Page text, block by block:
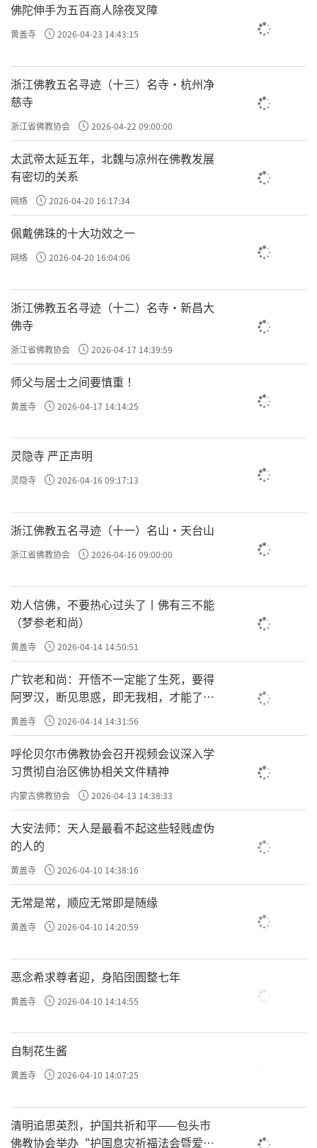
佛陀伸手为五百商人除夜叉障
黄盖寺 2026-04-23 14:43:15
浙江佛教五名寻迹（十三）名寺·杭州净
慈寺
浙江省佛教协会 2026-04-22 09:00:00
太武帝太延五年，北魏与凉州在佛教发展
有密切的关系
网络 2026-04-20 16:17:34
佩戴佛珠的十大功效之一
网络 2026-04-20 16:04:06
浙江佛教五名寻迹（十二）名寺·新昌大
佛寺
浙江省佛教协会 2026-04-17 14:39:59
师父与居士之间要慎重 ！
黄盖寺 2026-04-17 14:14:25
灵隐寺 严正声明
灵隐寺 2026-04-16 09:17:13
浙江佛教五名寻迹（十一）名山·天台山
浙江省佛教协会 2026-04-16 09:00:00
劝人信佛，不要热心过头了丨佛有三不能
（梦参老和尚）
黄盖寺 2026-04-14 14:50:51
广钦老和尚：开悟不一定能了生死，要得
阿罗汉，断见思惑，即无我相，才能了生
死
黄盖寺 2026-04-14 14:31:56
呼伦贝尔市佛教协会召开视频会议深入学
习贯彻自治区佛协相关文件精神
内蒙古佛教协会 2026-04-13 14:38:33
大安法师：天人是最看不起这些轻贱虚伪
的人的
黄盖寺 2026-04-10 14:38:16
无常是常，顺应无常即是随缘
黄盖寺 2026-04-10 14:20:59
恶念希求尊者迎，身陷囹圄整七年
黄盖寺 2026-04-10 14:14:55
自制花生酱
黄盖寺 2026-04-10 14:07:25
清明追思英烈，护国共祈和平——包头市
佛教协会举办“护国息灾祈福法会暨爱国